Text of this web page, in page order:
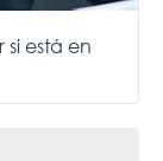
está en